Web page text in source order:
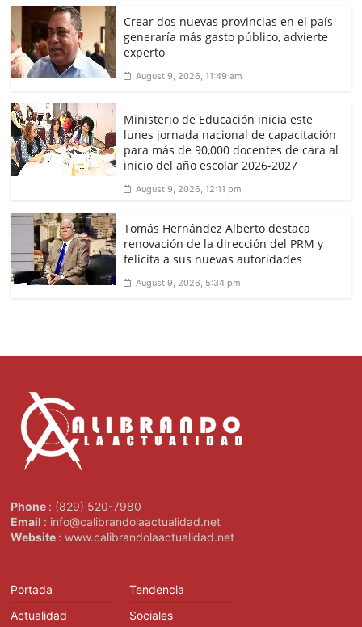
Crear dos nuevas provincias en el país
generaría más gasto público, advierte
experto
August 9, 2026, 11:49 am
Ministerio de Educación inicia este
lunes jornada nacional de capacitación
para más de 90,000 docentes de cara al
inicio del año escolar 2026-2027
August 9, 2026, 12:11 pm
Tomás Hernández Alberto destaca
renovación de la dirección del PRM y
felicita a sus nuevas autoridades
August 9, 2026, 5:34 pm
Phone : (829) 520-7980
Email : info@calibrandolaactualidad.net
Website : www.calibrandolaactualidad.net
Portada
Actualidad
Tendencia
Sociales